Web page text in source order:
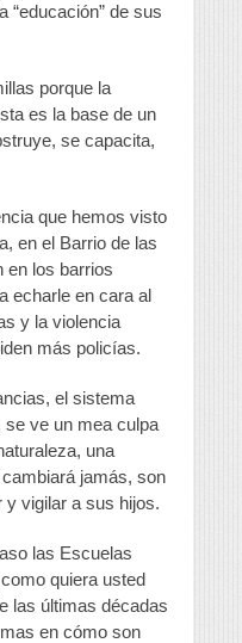
“educación” de sus
porque la
es la base de un
se capacita,
que hemos visto
en el Barrio de las
en los barrios
echarle en cara al
y la violencia
más policías.
el sistema
ve un mea culpa
una
jamás, son
y vigilar a sus hijos.
las Escuelas
quiera usted
las últimas décadas
en cómo son